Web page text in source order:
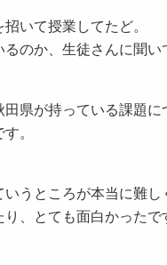
いて授業してたど。
のか、生徒さんに聞い
県が持っている課題
。
うところが本当に難
、とても面白かったで